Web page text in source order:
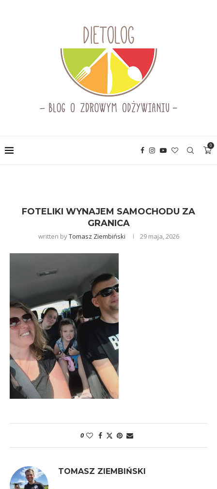
0
FOTELIKI WYNAJEM SAMOCHODU ZA
GRANICA
written byTomasz Ziembiński 29 maja, 2026
0
TOMASZ ZIEMBIŃSKI